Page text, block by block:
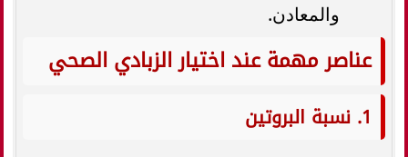
والمعادن.
عناصر مهمة عند اختيار الزبادي الصحي
1. نسبة البروتين